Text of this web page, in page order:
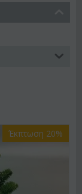
Έκπτωση 20%